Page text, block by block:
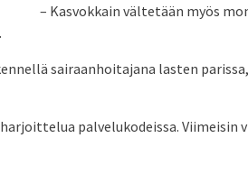
– Kasvokkain vältetään myös
sairaanhoitajana lasten
palvelukodeissa. Viimeisin